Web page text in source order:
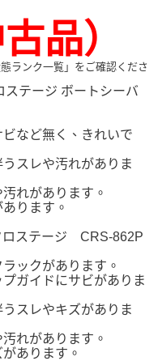
品）
ランク一覧」をご確認くださ
ステージ ボートシーバ
など無く、きれいで
スレや汚れがありま
れがあります。
ります。
ロステージ CRS-862P
ックがあります。
ガイドにサビがありま
スレやキズがありま
れがあります。
あります。